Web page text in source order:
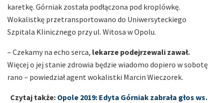
karetkę. Górniak została podłączona pod kroplówkę.
Wokalistkę przetransportowano do Uniwersyteckiego
Szpitala Klinicznego przy ul. Witosa w Opolu.
– Czekamy na echo serca, lekarze podejrzewali zawał.
Więcej o jej stanie zdrowia będzie wiadomo dopiero w sobotę
rano – powiedział agent wokalistki Marcin Wieczorek.
Czytaj także: Opole 2019: Edyta Górniak zabrała głos ws.